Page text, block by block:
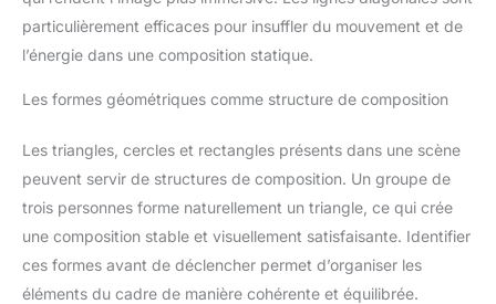
les réflecteurs verticaux
traditionnels. Les réflecteurs
le vent fort. L'accessoire
s'adapte aux dimensions
standard et aux supports de
configurations. Le réflecteur
ovale peut être parfaitement
combiné avec d'autres
Les cinq surfaces du réflecteur
fonction des besoins,
améliorant ainsi l'efficacité de
la photographie.
forts. L'accessoire photo diffuseur s'adapte aux tailles
standard et aux supports de réflecteur dans une grande variété
de configurations. Le réflecteur ovale se combine parfaitement
avec d'autres appareils photo. Les cinq surfaces du réflecteur
de la photographie.
particulièrement efficaces pour insuffler du mouvement et de
l’énergie dans une composition statique.
Les formes géométriques comme structure de composition
Les triangles, cercles et rectangles présents dans une scène
peuvent servir de structures de composition. Un groupe de
trois personnes forme naturellement un triangle, ce qui crée
une composition stable et visuellement satisfaisante. Identifier
ces formes avant de déclencher permet d’organiser les
éléments du cadre de manière cohérente et équilibrée.